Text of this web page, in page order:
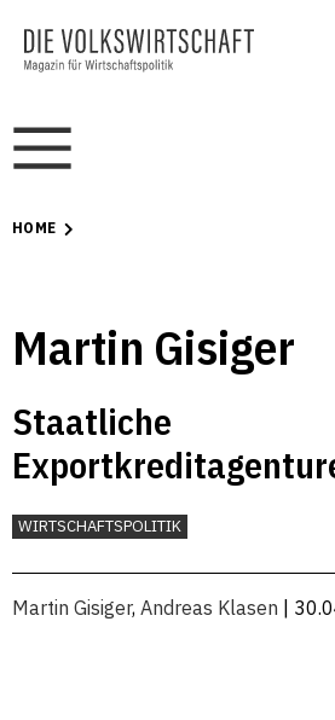
HOME
Martin Gisiger
Staatliche
Wettbewerb
WIRTSCHAFTSPOLITIK
Martin Gisiger, Andreas Klasen |